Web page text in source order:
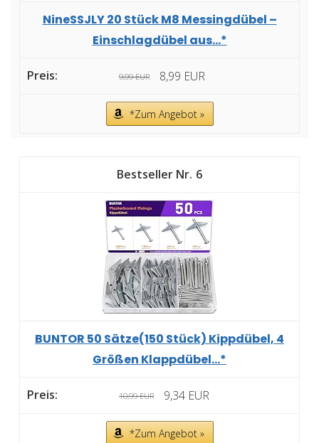
NineSSJLY 20 Stück M8 Messingdübel –
Einschlagdübel aus...*
9,99 EUR 8,99 EUR
*Zum Angebot »
6
BUNTOR 50 Sätze(150 Stück) Kippdübel, 4
Größen Klappdübel...*
10,99 EUR 9,34 EUR
*Zum Angebot »